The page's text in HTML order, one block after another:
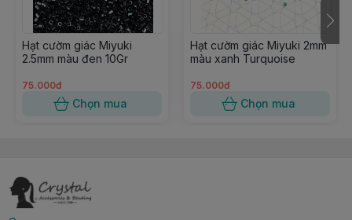
Hạt cườm giác Miyuki
2.5mm màu đen 10Gr
75.000đ
Chọn mua
Hạt cườm giác Miyuki 2mm
màu xanh Turquoise
75.000đ
Chọn mua